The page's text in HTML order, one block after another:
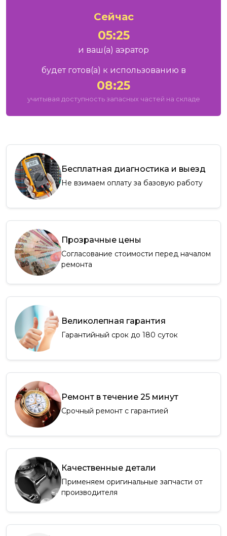
Сейчас
05:25
и ваш(а) аэратор
будет готов(а) к использованию в
08:25
учитывая доступность запасных частей на складе
Бесплатная диагностика и выезд
Не взимаем оплату за базовую работу
Прозрачные цены
Согласование стоимости перед началом
ремонта
Великолепная гарантия
Гарантийный срок до 180 суток
Ремонт в течение 25 минут
Срочный ремонт с гарантией
Качественные детали
Применяем оригинальные запчасти от
производителя